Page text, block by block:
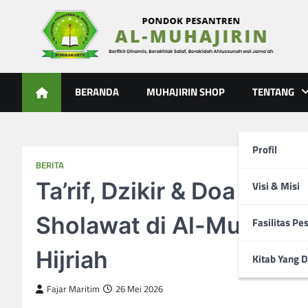
Al-Muhajirin
BERANDA MUHAJIRIN SHOP TENTANG
Profil
Visi & Misi
Fasilitas
Kitab Yang
BERITA
Ta’rif, Dzikir & Doa
Sholawat di Al-
Hijriah
Fajar Maritim 26 Mei 2026